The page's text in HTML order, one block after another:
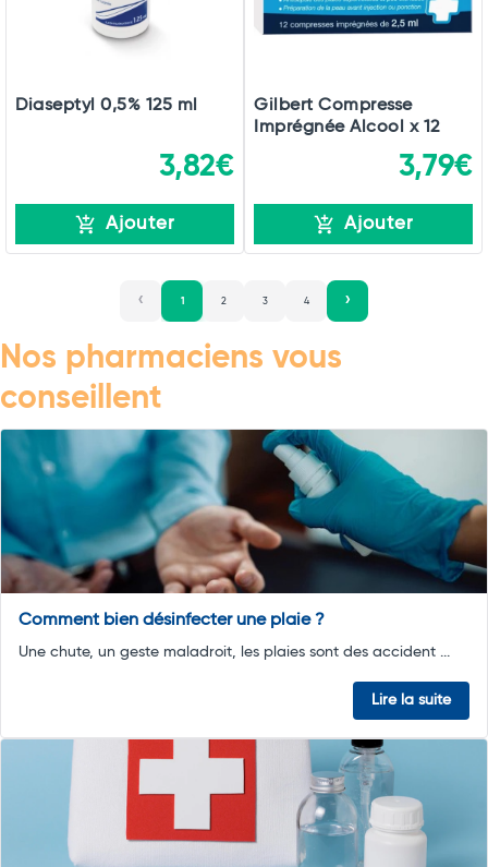
Diaseptyl 0,5% 125 ml
3,82€
Ajouter
Gilbert Compresse
Imprégnée Alcool x 12
3,79€
Ajouter
1 2 3 4
Nos pharmaciens vous
conseillent
Comment bien désinfecter une plaie ?
Une chute, un geste maladroit, les plaies sont des accident ...
Lire la suite